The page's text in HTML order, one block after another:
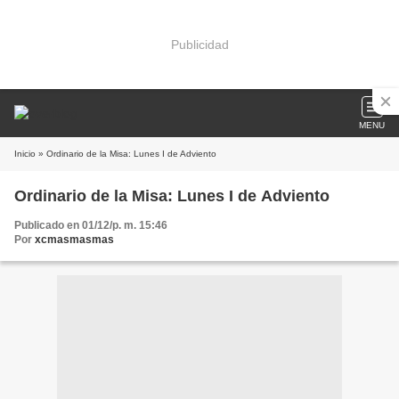
Publicidad
MENU
Inicio » Ordinario de la Misa: Lunes I de Adviento
Ordinario de la Misa: Lunes I de Adviento
Publicado en 01/12/p. m. 15:46
Por xcmasmasmas